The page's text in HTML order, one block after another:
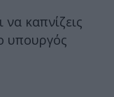
καπνίζεις
υπουργός